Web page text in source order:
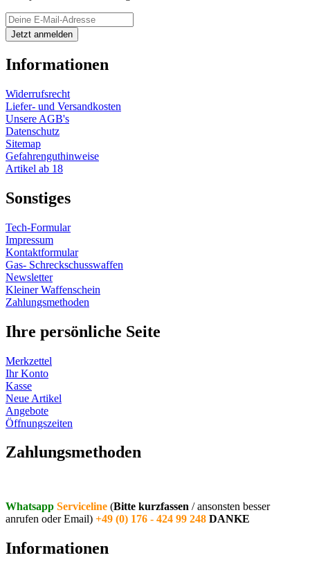
Informationen
Widerrufsrecht
Liefer- und Versandkosten
Unsere AGB's
Datenschutz
Sitemap
Gefahrenguthinweise
Artikel ab 18
Sonstiges
Tech-Formular
Impressum
Kontaktformular
Gas- Schreckschusswaffen
Newsletter
Kleiner Waffenschein
Zahlungsmethoden
Ihre persönliche Seite
Merkzettel
Ihr Konto
Kasse
Neue Artikel
Angebote
Öffnungszeiten
Zahlungsmethoden
Whatsapp Serviceline (Bitte kurzfassen / ansonsten besser
anrufen oder Email) +49 (0) 176 - 424 99 248 DANKE
Informationen